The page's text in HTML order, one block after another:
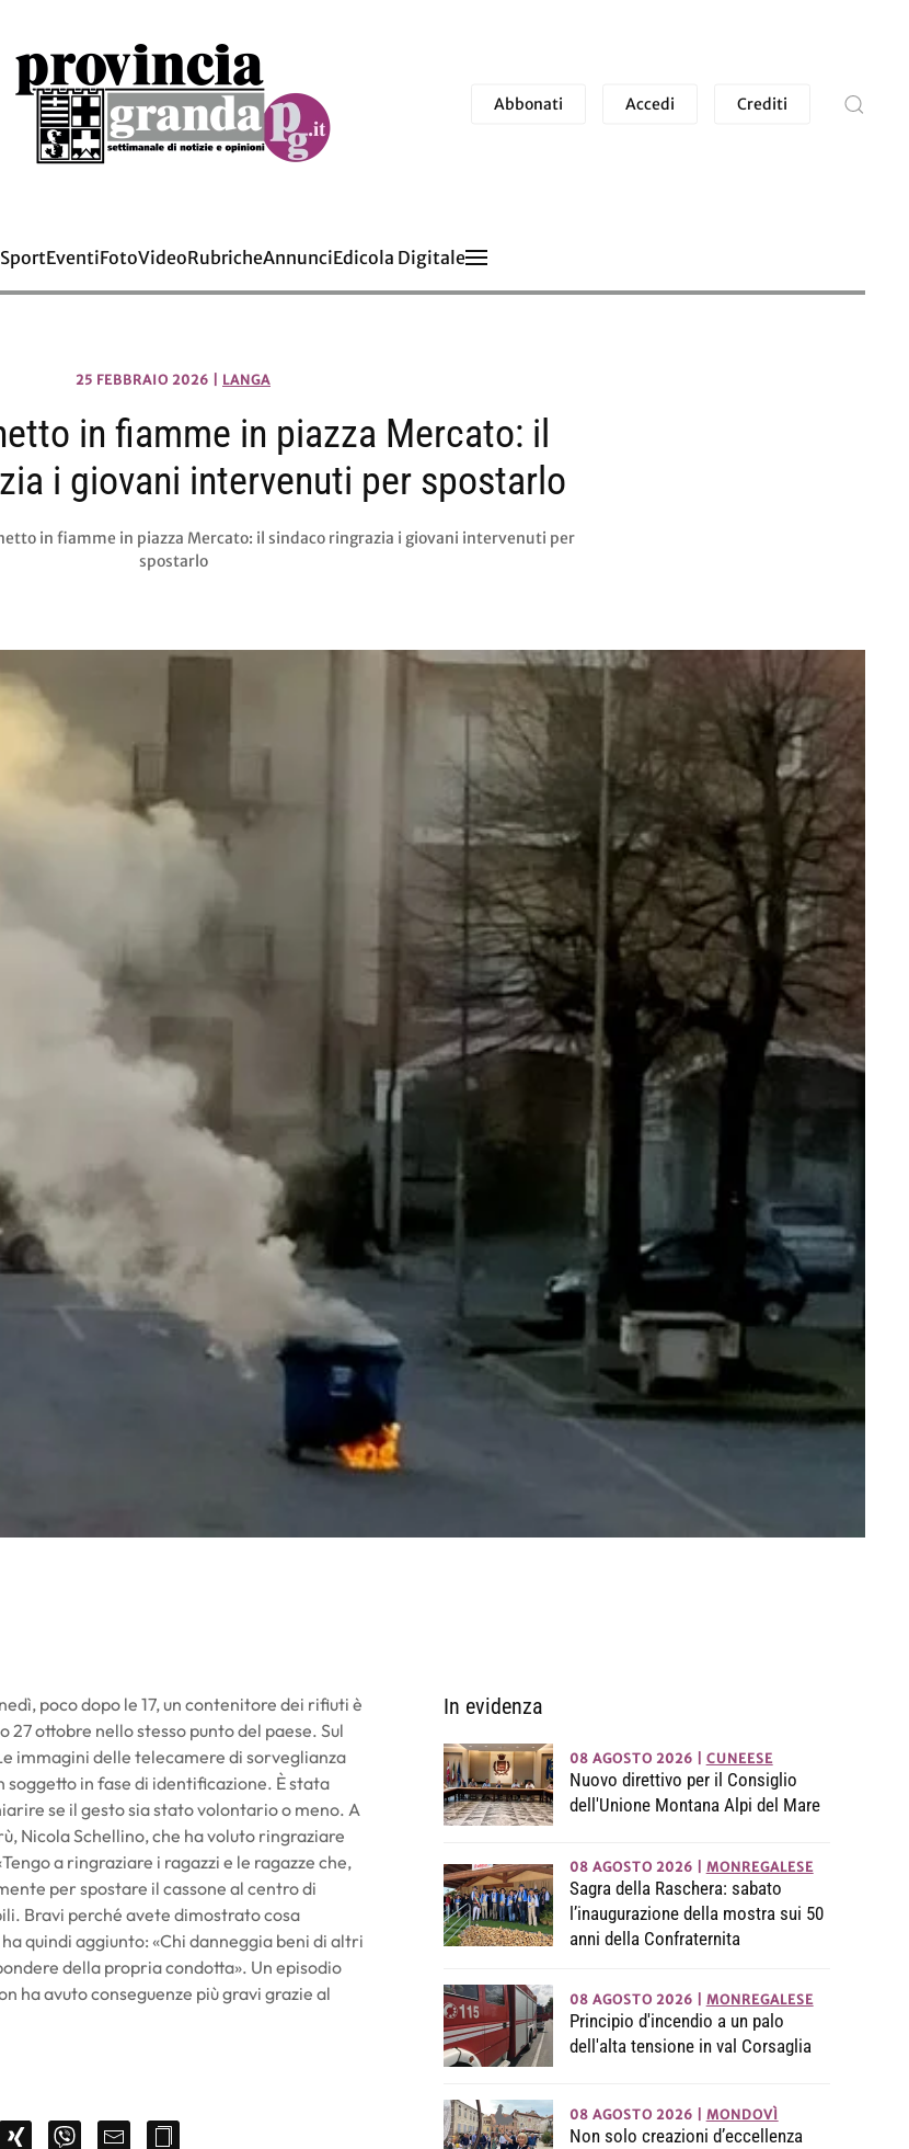
Abbonati Accedi Crediti
SportEventiFotoVideoRubricheAnnunciEdicola Digitale
25 FEBBRAIO 2026 LANGA
in fiamme in piazza Mercato: il
i giovani intervenuti per spostarlo
in fiamme in piazza Mercato: il sindaco ringrazia i giovani intervenuti per
spostarlo
poco dopo le 17, un contenitore dei rifiuti è
ottobre nello stesso punto del paese. Sul
immagini delle telecamere di sorveglianza
in fase di identificazione. È stata
se il gesto sia stato volontario o meno. A
Nicola Schellino, che ha voluto ringraziare
a ringraziare i ragazzi e le ragazze che,
per spostare il cassone al centro di
Bravi perché avete dimostrato cosa
quindi aggiunto: «Chi danneggia beni di altri
della propria condotta». Un episodio
ha avuto conseguenze più gravi grazie al
In evidenza
08 AGOSTO 2026 CUNEESE
Nuovo direttivo per il Consiglio
dell'Unione Montana Alpi del Mare
08 AGOSTO 2026 MONREGALESE
Sagra della Raschera: sabato
l’inaugurazione della mostra sui 50
anni della Confraternita
08 AGOSTO 2026 MONREGALESE
Principio d'incendio a un palo
dell'alta tensione in val Corsaglia
08 AGOSTO 2026 MONDOVÌ
Non solo creazioni d’eccellenza